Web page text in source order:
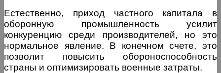
Естественно, приход частного капитала в
оборонную промышленность усилит
конкуренцию среди производителей, но это
нормальное явление. В конечном счете, это
позволит повысить обороноспособность
страны и оптимизировать военные затраты.